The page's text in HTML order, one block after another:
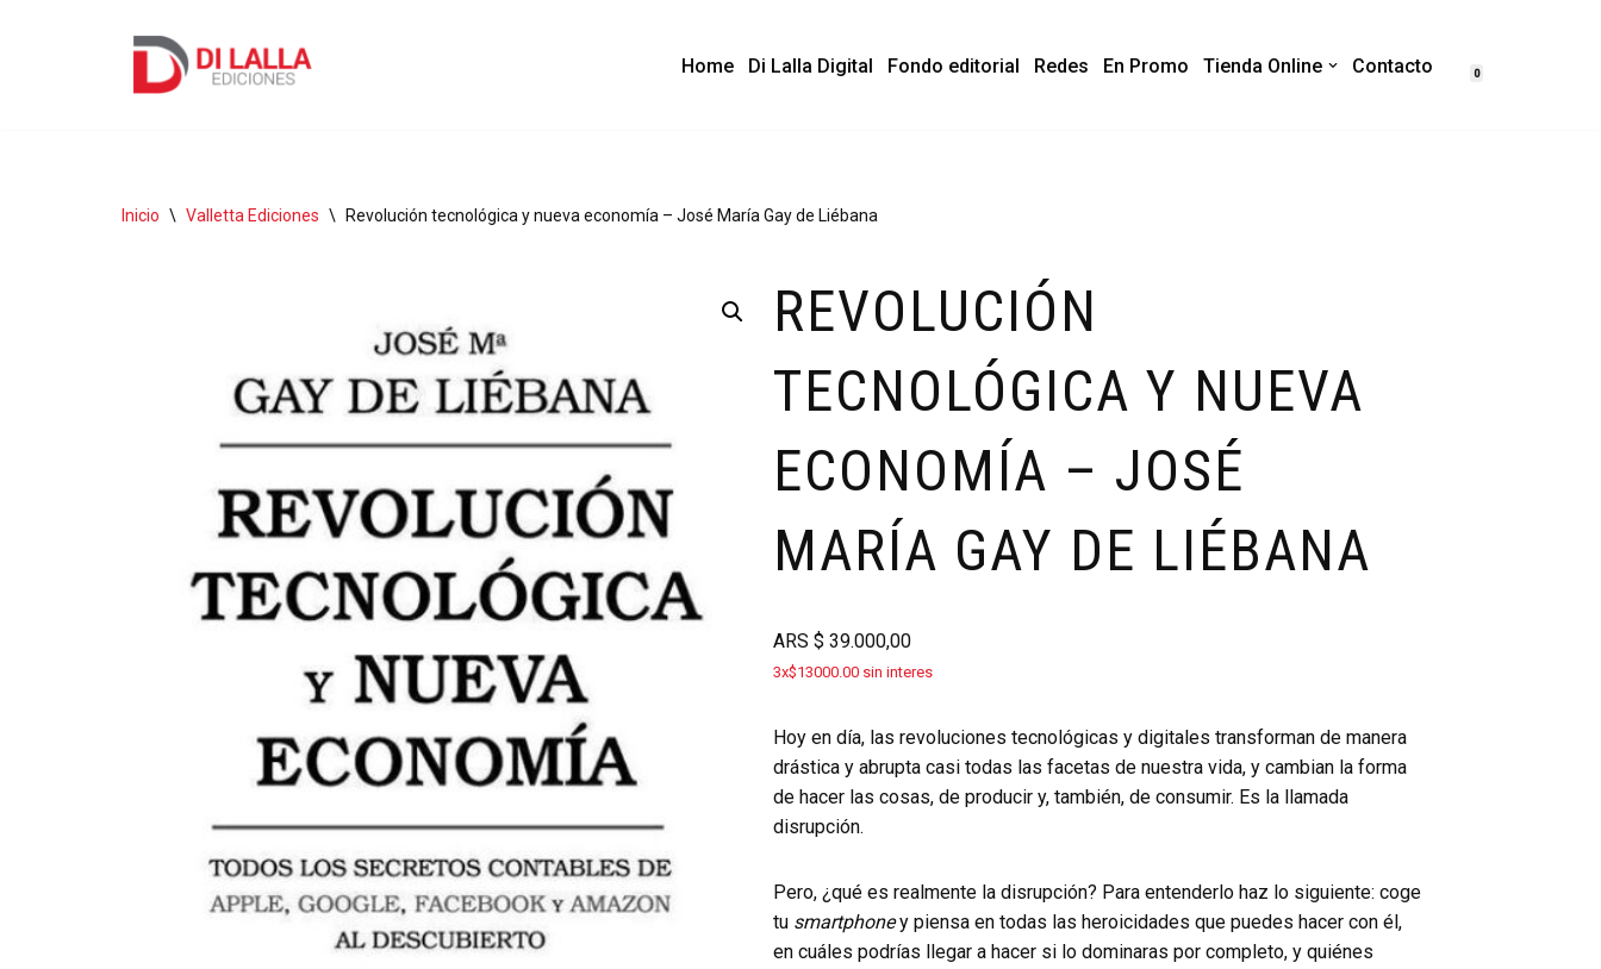
Home Di Lalla Digital Fondo editorial Redes En Promo Tienda Online Contacto 0
Inicio \ Valletta Ediciones \ Revolución tecnológica y nueva economía – José María Gay de Liébana
REVOLUCIÓN
TECNOLÓGICA Y NUEVA
ECONOMÍA – JOSÉ
MARÍA GAY DE LIÉBANA
ARS$ 39.000,00
3x$13000.00 sin interes
Hoy en día, las revoluciones tecnológicas y digitales transforman de manera
drástica y abrupta casi todas las facetas de nuestra vida, y cambian la forma
de hacer las cosas, de producir y, también, de consumir. Es la llamada
disrupción.
Pero, ¿qué es realmente la disrupción? Para entenderlo haz lo siguiente: coge
tu smartphoney piensa en todas las heroicidades que puedes hacer con él,
en cuáles podrías llegar a hacer si lo dominaras por completo, y quiénes